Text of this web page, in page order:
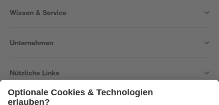
Wissen & Service
Unternehmen
Nützliche Links